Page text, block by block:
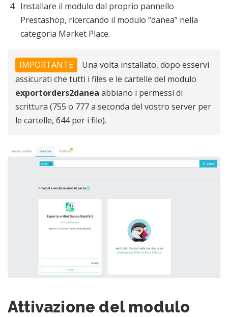
Installare il modulo dal proprio pannello
Prestashop, ricercando il modulo “danea” nella
categoria Market Place.
IMPORTANTE
Una volta installato, dopo esservi
assicurati che tutti i files e le cartelle del modulo
exportorders2danea abbiano i permessi di
scrittura (755 o 777 a seconda del vostro server per
le cartelle, 644 per i file).
Attivazione del modulo